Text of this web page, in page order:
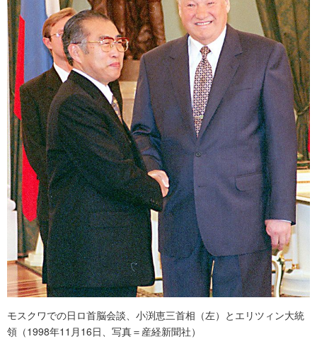
モスクワでの日ロ首脳会談、小渕恵三首相（左）とエリツィン大統
領（1998年11月16日、写真＝産経新聞社）